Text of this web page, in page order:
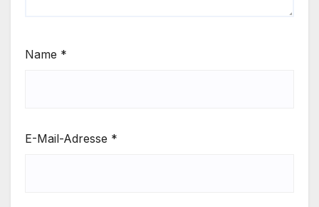
Name *
E-Mail-Adresse *